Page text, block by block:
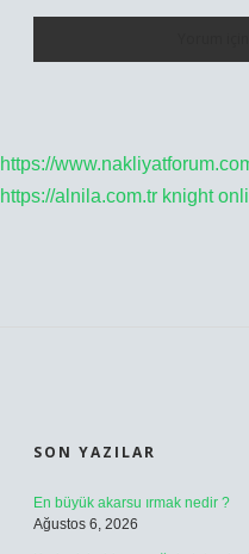
https://
https://alnila.com.tr knight
SON YAZILAR
En büyük akarsu ırmak nedir ?
Ağustos 6, 2026